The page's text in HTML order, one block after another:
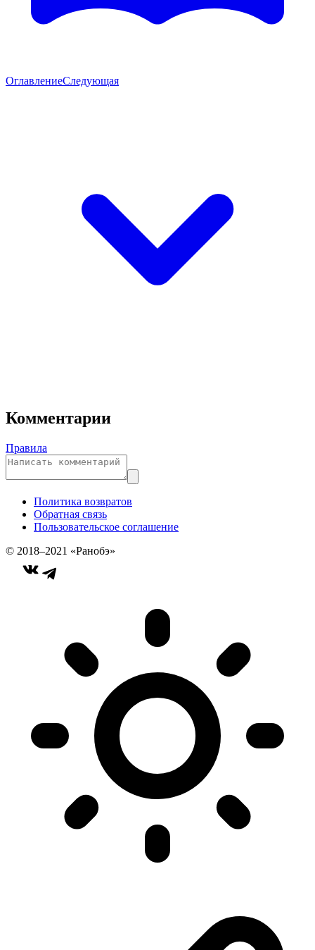
ОглавлениеСледующая
Комментарии
Правила
Политика возвратов
Обратная связь
Пользовательское соглашение
© 2018–2021 «Ранобэ»